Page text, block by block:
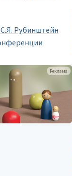
Рубинштейн
Реклама